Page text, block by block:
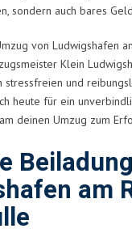
sondern auch bares
von Ludwigshafen
Klein
und
heute für ein
deinen Umzug zum
am